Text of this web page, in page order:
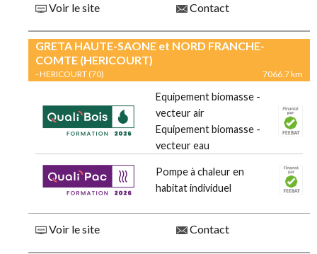
Voir le site Contact
GRETA HAUTE-SAONE et NORD FRANCHE-
COMTE (HERICOURT)
- HERICOURT (70) 7066.7 km
Equipement biomasse -
vecteur air
Equipement biomasse -
vecteur eau
Pompe à chaleur en
habitat individuel
Voir le site Contact